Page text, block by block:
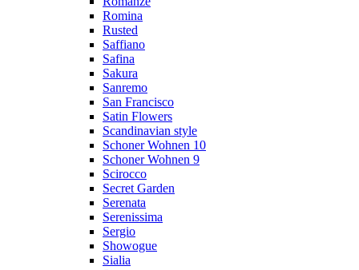
Romina
Rusted
Saffiano
Safina
Sakura
Sanremo
San Francisco
Satin Flowers
Scandinavian style
Schoner Wohnen 10
Schoner Wohnen 9
Scirocco
Secret Garden
Serenata
Serenissima
Sergio
Showogue
Sialia